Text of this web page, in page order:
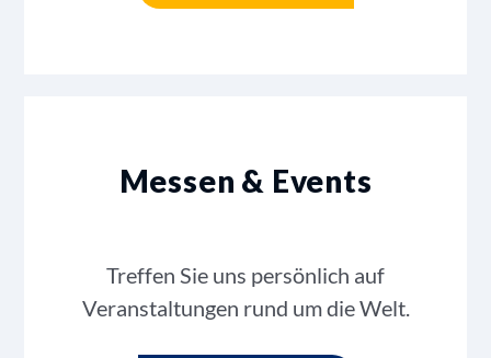
Messen & Events
Treffen Sie uns persönlich auf
Veranstaltungen rund um die Welt.